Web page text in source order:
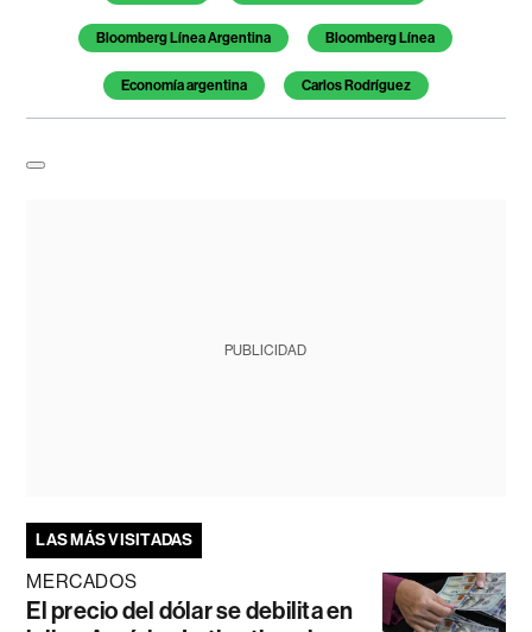
Bloomberg Línea Argentina Bloomberg Línea
Economía argentina Carlos Rodríguez
PUBLICIDAD
LAS MÁS VISITADAS
MERCADOS
El precio del dólar se debilita en